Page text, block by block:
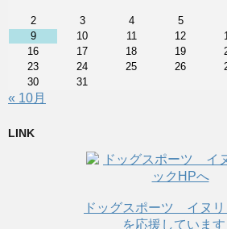
2
3 4 5
9
10 11 12
16
17 18 19
23
24 25 26
30
31
« 10月
LINK
ドッグスポーツ イヌリ
を応援しています